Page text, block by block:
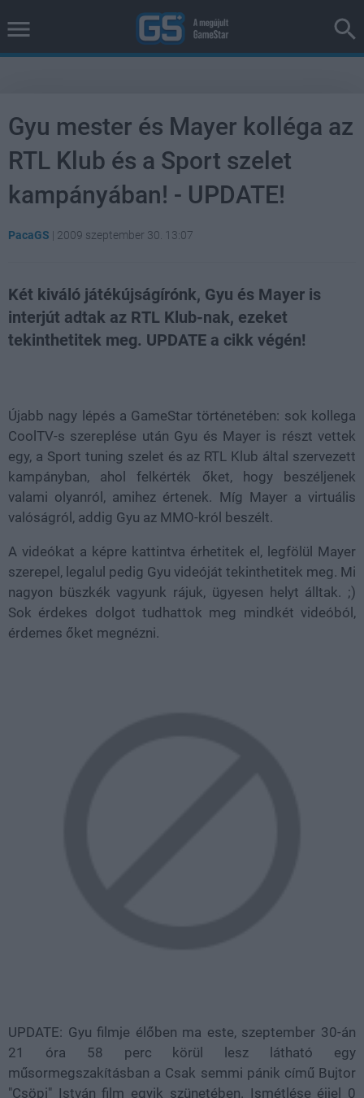
Gyu mester és Mayer kolléga az
RTL Klub és a Sport szelet
kampányában! - UPDATE!
PacaGS | 2009 szeptember 30. 13:07
Két kiváló játékújságírónk, Gyu és Mayer is
interjút adtak az RTL Klub-nak, ezeket
tekinthetitek meg. UPDATE a cikk végén!
Újabb nagy lépés a GameStar történetében: sok kollega
CoolTV-s szereplése után Gyu és Mayer is részt vettek
egy, a Sport tuning szelet és az RTL Klub által szervezett
kampányban, ahol felkérték őket, hogy beszéljenek
valami olyanról, amihez értenek. Míg Mayer a virtuális
valóságról, addig Gyu az MMO-król beszélt.
A videókat a képre kattintva érhetitek el, legfölül Mayer
szerepel, legalul pedig Gyu videóját tekinthetitek meg. Mi
nagyon büszkék vagyunk rájuk, ügyesen helyt álltak. ;)
Sok érdekes dolgot tudhattok meg mindkét videóból,
érdemes őket megnézni.
UPDATE: Gyu filmje élőben ma este, szeptember 30-án
21 óra 58 perc körül lesz látható egy
műsormegszakításban a Csak semmi pánik című Bujtor
"Csöpi" István film egyik szünetében. Ismétlése éjjel 0